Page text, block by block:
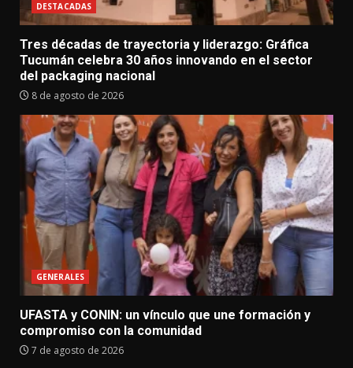
DESTACADAS
Tres décadas de trayectoria y liderazgo: Gráfica
Tucumán celebra 30 años innovando en el sector
del packaging nacional
8 de agosto de 2026
GENERALES
UFASTA y CONIN: un vínculo que une formación y
compromiso con la comunidad
7 de agosto de 2026